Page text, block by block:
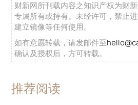
财新网所刊载内容之知识产权为财
专属所有或持有。未经许可，禁止
建立镜像等任何使用。
如有意愿转载，请发邮件至
确认及授权后，方可转载。
推荐阅读